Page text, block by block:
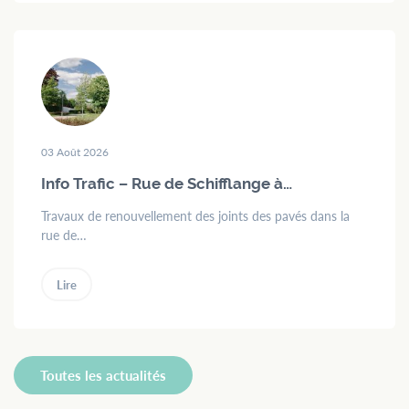
03 Août 2026
Info Trafic – Rue de Schifflange à…
Travaux de renouvellement des joints des pavés dans la
rue de…
Lire
Toutes les actualités